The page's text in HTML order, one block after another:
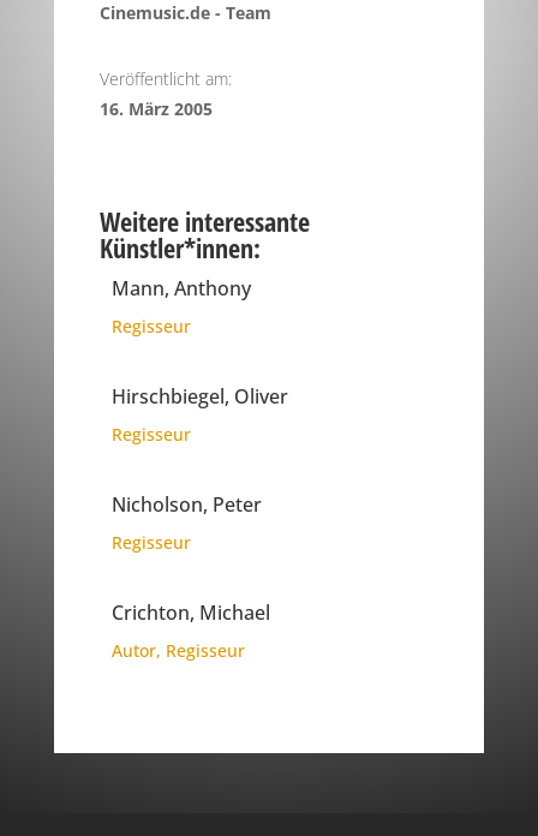
Cinemusic.de - Team
Veröffentlicht am:
16. März 2005
Weitere interessante
Künstler*innen:
Mann, Anthony
Regisseur
Hirschbiegel, Oliver
Regisseur
Nicholson, Peter
Regisseur
Crichton, Michael
Autor, Regisseur